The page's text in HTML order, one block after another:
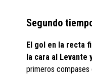
Segundo
El gol en la recta
la cara al Levante
primeros compases